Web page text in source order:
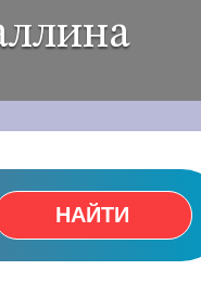
НАЙТИ